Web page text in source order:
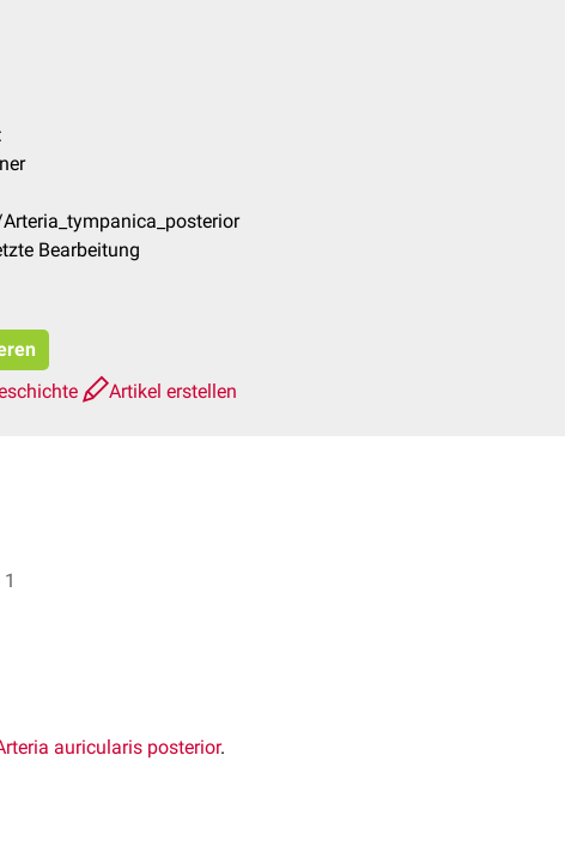
Bearbeitung
Artikel erstellen
+ 1
auricularis posterior.